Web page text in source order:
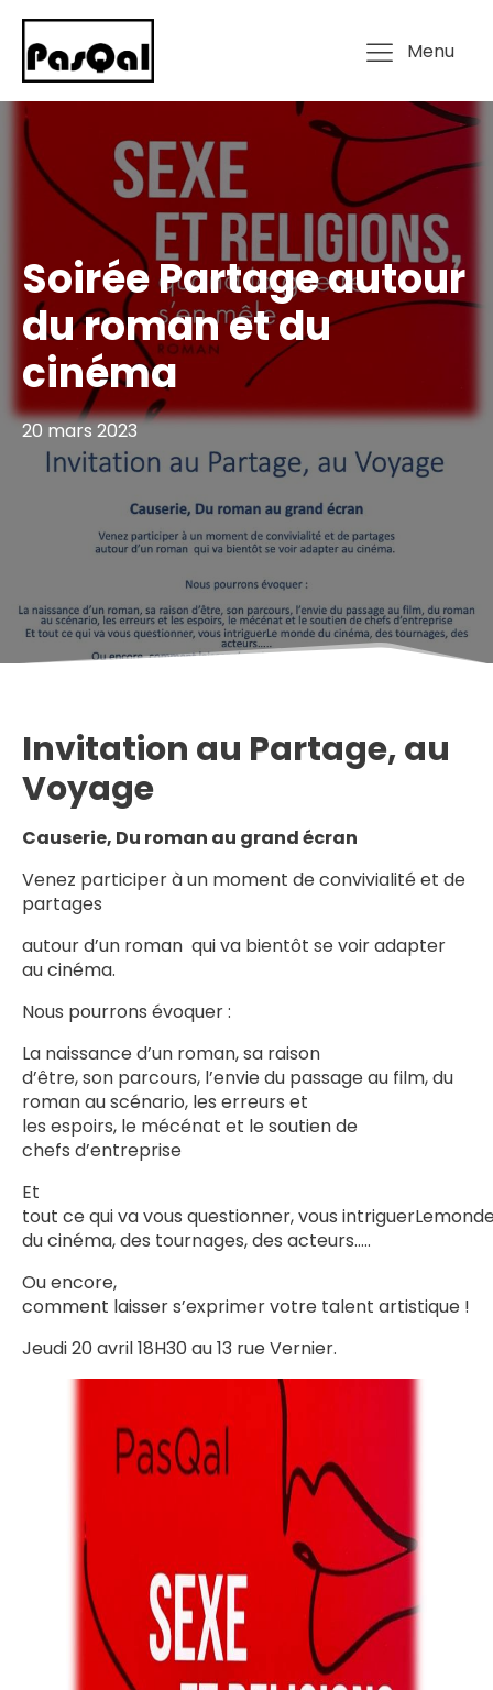
Menu
Soirée Partage autour
du roman et du
cinéma
20 mars 2023
Invitation au Partage, au
Voyage
Causerie, Du roman au grandécran
Venez participer à un moment de convivialité et de
partages
autour d’un roman qui va bientôt se voir adapter
au cinéma.
Nous pourrons évoquer :
La naissance d’un roman, sa raison
d’être, son parcours, l’envie du passage au film, du
roman au scénario, les erreurs et
les espoirs, le mécénat et le soutien de
chefs d’entreprise
Et
tout ce qui va vous questionner, vous
du cinéma, des tournages, des acteurs…..
Ou encore,
comment laisser s’exprimer votre talent artistique !
Jeudi 20 avril 18H30 au 13 rue Vernier.